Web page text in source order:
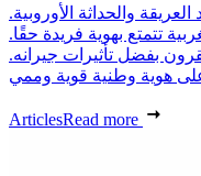
والحداثة الأوروبية.
تتمتع بهوية فريدة حقًا.
بفضل تأثيرات جيرانه.
ArticlesRead more